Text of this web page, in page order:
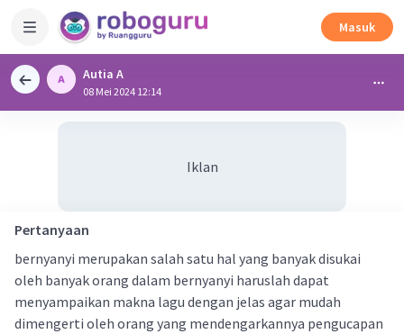
Masuk
Autia A
08 Mei 2024 12:14
Iklan
Pertanyaan
bernyanyi merupakan salah satu hal yang banyak disukai
oleh banyak orang dalam bernyanyi haruslah dapat
menyampaikan makna lagu dengan jelas agar mudah
dimengerti oleh orang yang mendengarkannya pengucapan